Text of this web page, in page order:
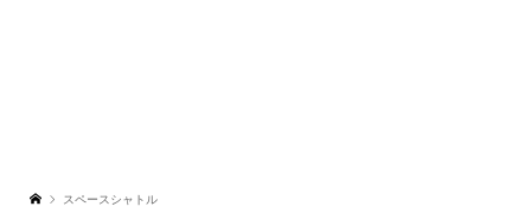
スペースシャトル